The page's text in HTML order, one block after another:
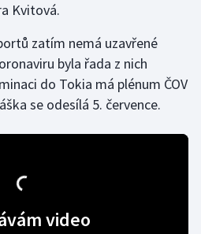
Kvitová.
zatím nemá uzavřené
byla řada z nich
do Tokia má plénum ČOV
se odesílá 5. července.
video